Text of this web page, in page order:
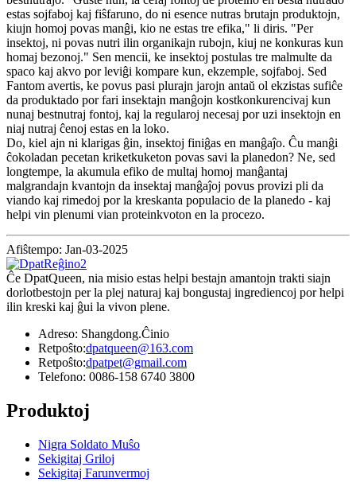
estas sojfaboj kaj fiŝfaruno, do ni esence nutras brutajn produktojn,
kiujn homoj povas manĝi, kio ne estas tre efika," li diris. "Per
insektoj, ni povas nutri ilin organikajn rubojn, kiuj ne konkuras kun
homaj bezonoj." Sen mencii, ke insektoj postulas tre malmulte da
spaco kaj akvo por leviĝi kompare kun, ekzemple, sojfaboj. Sed
Fantom avertis, ke povus pasi plurajn jarojn antaŭ ol ekzistas sufiĉe
da produktado por fari insektajn manĝojn kostkonkurencivaj kun
nunaj bestnutraj fontoj, kaj la regularoj necesaj por uzi insektojn en
niaj nutraj ĉenoj estas en la loko.
Do, kiel ajn ni klarigas ĝin, insektoj finiĝas en manĝaĵo. Ĉu manĝi
ĉokoladan pecetan kriketkuketon povas savi la planedon? Ne, sed
longtempe, la akumula efiko de multaj homoj manĝantaj
malgrandajn kvantojn da insektaj manĝaĵoj povus provizi pli da
viando kaj rimedoj por la kreskanta populacio de la planedo - kaj
helpi vin plenumi vian proteinkvoton en la procezo.
Afiŝtempo: Jan-03-2025
Ĉe DpatQueen, nia misio estas helpi bestajn amantojn trakti siajn
dorlotbestojn per la plej naturaj kaj bongustaj ingrediencoj por helpi
ilin kreski kaj ĝui la vivon plene.
Adreso: Shangdong.Ĉinio
Retpoŝto:dpatqueen@163.com
Retpoŝto:dpatpet@gmail.com
Telefono: 0086-158 6740 3800
Produktoj
Nigra Soldato Muŝo
Sekigitaj Griloj
Sekigitaj Farunvermoj